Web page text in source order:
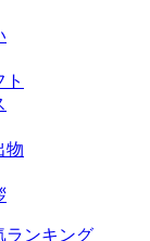
物
ランキング